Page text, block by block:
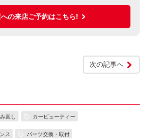
の来店ご予約はこちら!
次の記事へ
直し カービューティー
ス パーツ交換・取付